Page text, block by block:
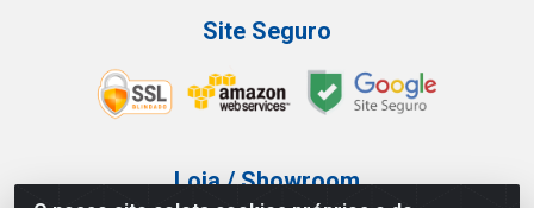
Site Seguro
Loja / Showroom